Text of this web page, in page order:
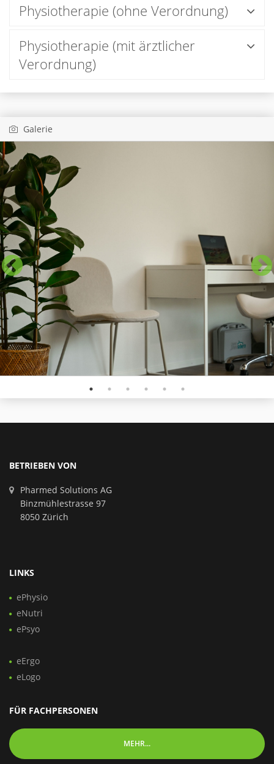
Physiotherapie (ohne Verordnung)
Physiotherapie (mit ärztlicher
Verordnung)
Galerie
BETRIEBEN VON
Pharmed Solutions AG
Binzmühlestrasse 97
8050 Zürich
LINKS
ePhysio
eNutri
ePsyo
eErgo
eLogo
FÜR FACHPERSONEN
MEHR...